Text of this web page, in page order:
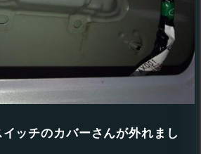
ッチのカバーさんが外れまし